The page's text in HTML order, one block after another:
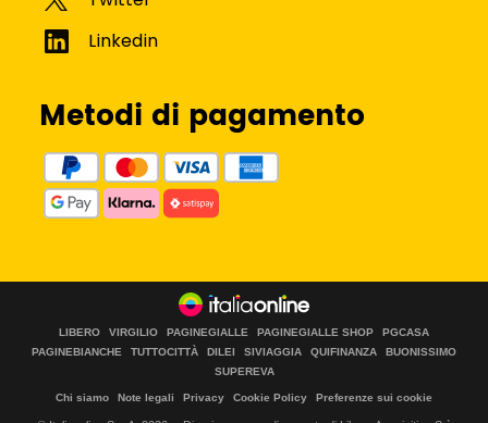
Metodi di pagamento
LIBERO VIRGILIO PAGINEGIALLE PAGINEGIALLE SHOP
PGCASA
PAGINEBIANCHE
TUTTOCITTÀ DILEI SIVIAGGIA QUIFINANZA
BUONISSIMO
SUPEREVA
Chi siamo Note legali Privacy Cookie Policy Preferenze sui cookie